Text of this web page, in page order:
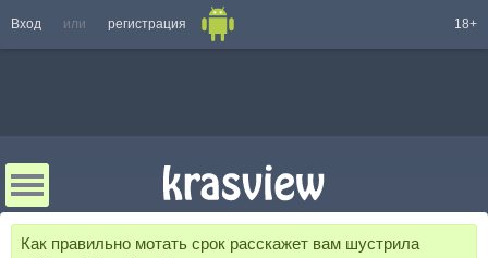
Вход или регистрация 18+
Как правильно мотать срок расскажет вам шустрила